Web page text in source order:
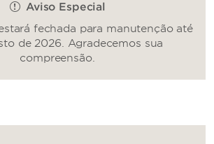
Aviso Especial
fechada para manutenção até
de 2026. Agradecemos sua
compreensão.